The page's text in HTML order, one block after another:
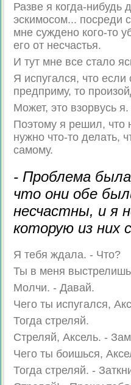
Разве я когда-нибудь
эскимосом... посреди
мне суждено кого-то
его от несчастья.
И тут мне все стало
Я испугался, что если
предприму, то
Может, это взорвусь я.
Поэтому я решил, что
нужно что-то делать,
самому.
- Проблема
что они обе
несчастны, и я
которую из них
Я тебя ждала. - Что?
Ты в меня
Молчи. - Давай.
Чего ты испугался,
Тогда стреляй.
Стреляй, Аксель. -
Чего ты боишься,
Тогда стреляй. -